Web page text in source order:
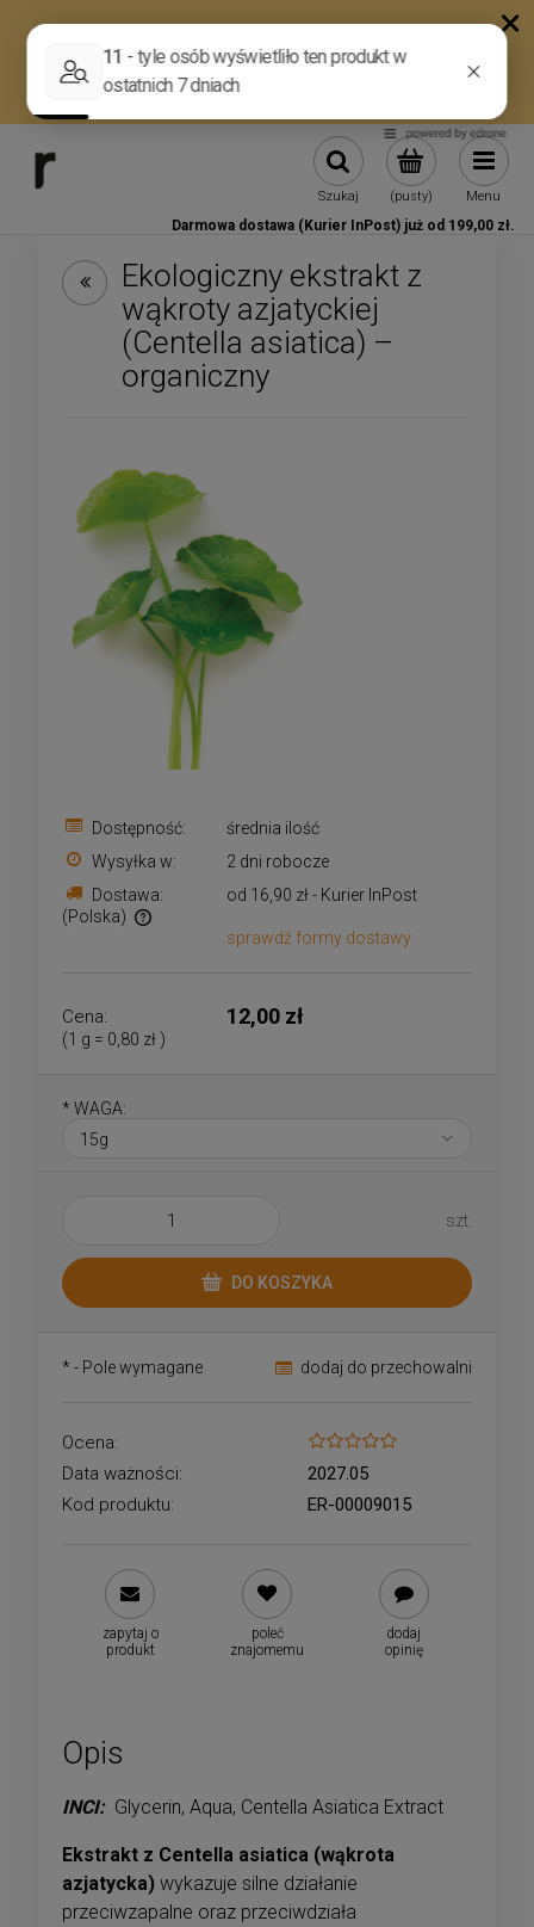
(pusty)
Szukaj Menu
Darmowa dostawa (Kurier InPost) już od 199,00 zł.
Ekologiczny ekstrakt z
wąkroty azjatyckiej
(Centella asiatica) –
organiczny
Dostępność:
średnia ilość
Wysyłka w:
2 dni robocze
Dostawa:
od 16,90 zł - Kurier InPost
(Polska)
Cena nie zawiera ewentualnych kosztów płatności
sprawdź formy dostawy
Cena: 12,00 zł
(1 g = 0,80 zł )
* WAGA:
szt.
DO KOSZYKA
dodaj do przechowalni
* - Pole wymagane
Ocena:
Data ważności:
2027.05
Kod produktu:
ER-00009015
zapytaj o
produkt
poleć
znajomemu
dodaj
opinię
Opis
INCI: Glycerin, Aqua, Centella Asiatica Extract
Ekstrakt z Centella asiatica (wąkrota
azjatycka) wykazuje silne działanie
przeciwzapalne oraz przeciwdziała